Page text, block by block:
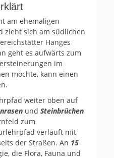
am ehemaligen
zieht sich am südlichen
Hanges
geht es aufwärts zum
im
möchte, kann einen
weiter oben auf
und Steinbrüchen
zum
verläuft mit
der Straßen. An 15
die Flora, Fauna und